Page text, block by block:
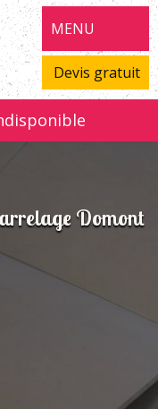
MENU
Devis gratuit
Domont